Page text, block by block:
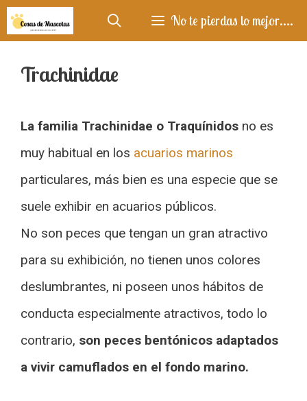
Saltar
al
contenido
No te pierdas lo mejor....
Trachinidae
La familia Trachinidae o Traquínidos no es
muy habitual en los acuarios marinos
particulares, más bien es una especie que se
suele exhibir en acuarios públicos.
No son peces que tengan un gran atractivo
para su exhibición, no tienen unos colores
deslumbrantes, ni poseen unos hábitos de
conducta especialmente atractivos, todo lo
contrario, son peces bentónicos adaptados
a vivir camuflados en el fondo marino.